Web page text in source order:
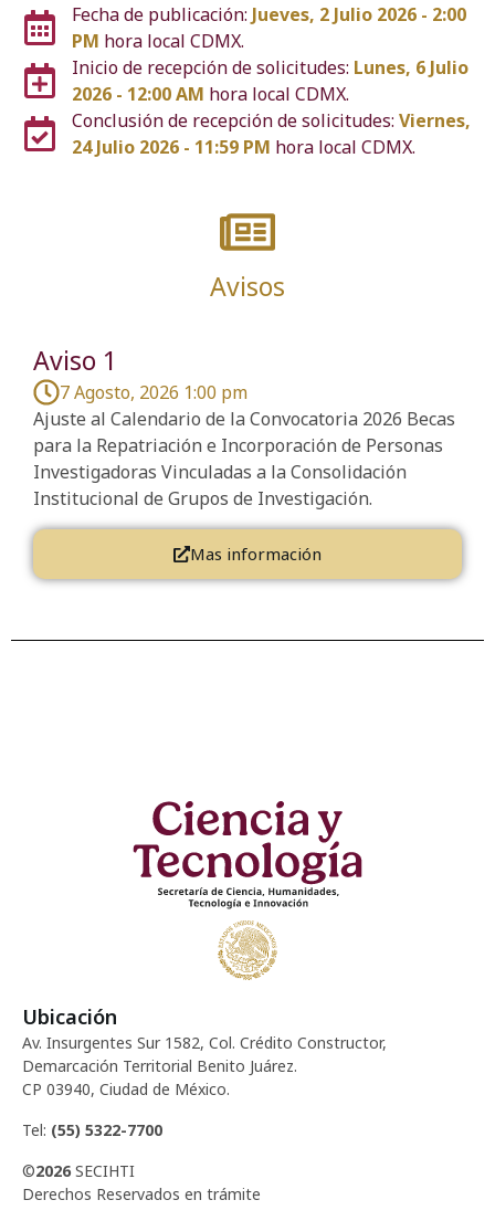
Fecha de publicación: Jueves, 2 Julio 2026 - 2:00
PM hora local CDMX.
Inicio de recepción de solicitudes: Lunes, 6 Julio
2026 - 12:00 AM hora local CDMX.
Conclusión de recepción de solicitudes: Viernes,
24 Julio 2026 - 11:59 PM hora local CDMX.
Avisos
Aviso 1
7 Agosto, 2026 1:00 pm
Ajuste al Calendario de la Convocatoria 2026 Becas
para la Repatriación e Incorporación de Personas
Investigadoras Vinculadas a la Consolidación
Institucional de Grupos de Investigación.
Mas información
Ubicación
Av. Insurgentes Sur 1582, Col. Crédito Constructor,
Demarcación Territorial Benito Juárez.
CP 03940, Ciudad de México.
Tel: (55) 5322-7700
©2026 SECIHTI
Derechos Reservados en trámite